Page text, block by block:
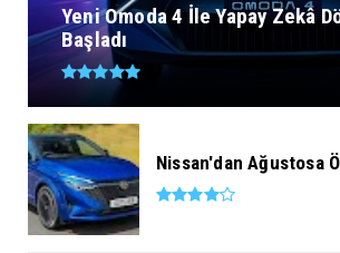
Yeni Omoda 4 İle Yapay Zekâ
Başladı
Nissan'dan Ağustosa